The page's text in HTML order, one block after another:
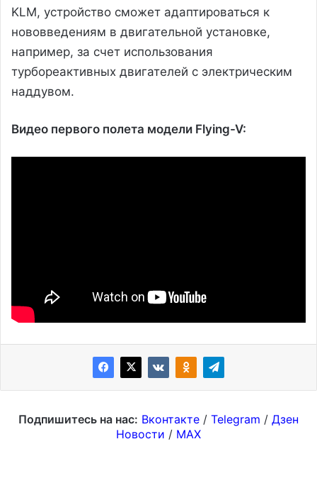
KLM, устройство сможет адаптироваться к
нововведениям в двигательной установке,
например, за счет использования
турбореактивных двигателей с электрическим
наддувом.
Видео первого полета модели Flying-V:
Подпишитесь на нас: Вконтакте / Telegram / Дзен
Новости / MAX